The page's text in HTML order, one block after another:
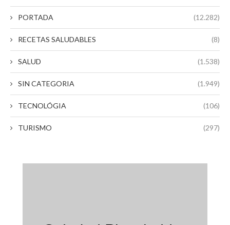
PORTADA (12.282)
RECETAS SALUDABLES (8)
SALUD (1.538)
SIN CATEGORIA (1.949)
TECNOLÓGIA (106)
TURISMO (297)